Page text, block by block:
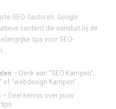
SEO-factoren. Google
content die aansluit bij de
tips voor SEO-
– Denk aan “SEO Kampen”,
“webdesign Kampen”.
– Deel kennis over jouw